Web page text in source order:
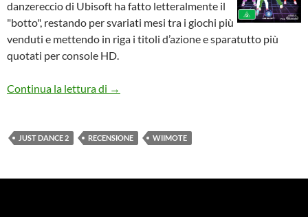
danzereccio di Ubisoft ha fatto letteralmente il
"botto", restando per svariati mesi tra i giochi più
venduti e mettendo in riga i titoli d’azione e sparatutto più
quotati per console HD.
Continua la lettura di Just Dance 2
→
JUST DANCE 2 RECENSIONE WIIMOTE